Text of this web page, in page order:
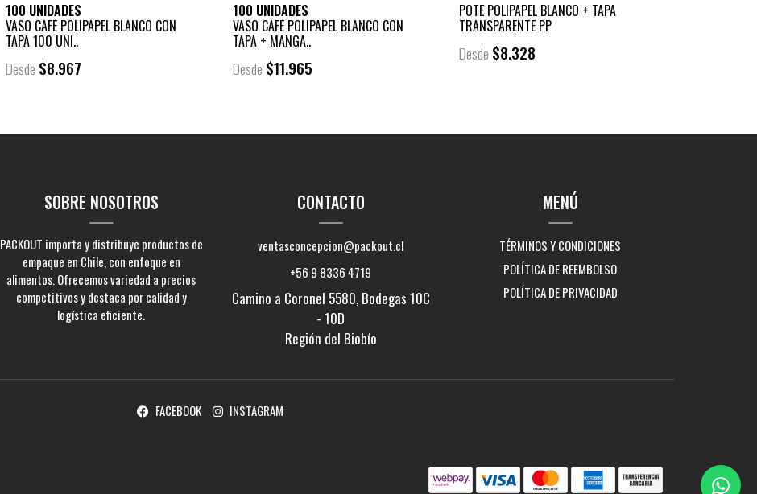
100 UNIDADES
VASO CAFÉ POLIPAPEL BLANCO CON
TAPA 100 UNI..
Desde $8.967
100 UNIDADES
VASO CAFÉ POLIPAPEL BLANCO CON
TAPA + MANGA..
Desde $11.965
POTE POLIPAPEL BLANCO + TAPA
TRANSPARENTE PP
Desde $8.328
SOBRE NOSOTROS
PACKOUT importa y distribuye productos de
empaque en Chile, con enfoque en
alimentos. Ofrecemos variedad a precios
competitivos y destaca por calidad y
logística eficiente.
CONTACTO
ventasconcepcion@packout.cl
+56 9 8336 4719
Camino a Coronel 5580, Bodegas 10C
- 10D
Región del Biobío
MENÚ
TÉRMINOS Y CONDICIONES
POLÍTICA DE REEMBOLSO
POLÍTICA DE PRIVACIDAD
FACEBOOK INSTAGRAM